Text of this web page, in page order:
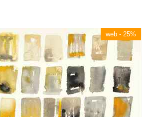
web - 25%